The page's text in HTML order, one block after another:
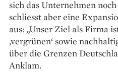
sich das Unternehmen
schliesst aber eine
aus: „Unser Ziel als Firma
‚vergrünen‘ sowie
über die Grenzen
Anklam.